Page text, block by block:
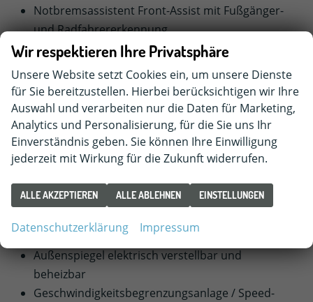
Notbremsassistent Front-Assist mit Fußgänger-
und Radfahrererkennung
Klimaanlage
Stoßfänger vorne und hinten in Wagenfarbe
lackiert
Infotainmentsystem mit Farb-Touchscreen-
Display und 6-Lautsprechern
USB-C Anschluss
Bluetooth Freisprecheinrichtung
DAB+ / digitaler Radioempfang
Digital Cockpit
Fensterheber elektrisch
Außenspiegel elektrisch verstellbar und
beheizbar
Geschwindigkeitsbegrenzungsanlage / Speed-
Wir respektieren Ihre Privatsphäre
Unsere Website setzt Cookies ein, um unsere Dienste
für Sie bereitzustellen. Hierbei berücksichtigen wir Ihre
Auswahl und verarbeiten nur die Daten für Marketing,
Analytics und Personalisierung, für die Sie uns Ihr
Einverständnis geben. Sie können Ihre Einwilligung
jederzeit mit Wirkung für die Zukunft widerrufen.
ALLE AKZEPTIEREN ALLE ABLEHNEN EINSTELLUNGEN
Datenschutzerklärung Impressum